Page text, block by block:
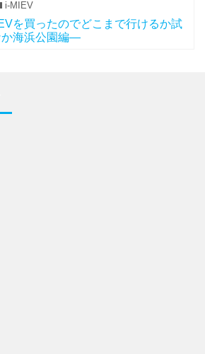
i-MIEV
を買ったのでどこまで行けるか試
海浜公園編―